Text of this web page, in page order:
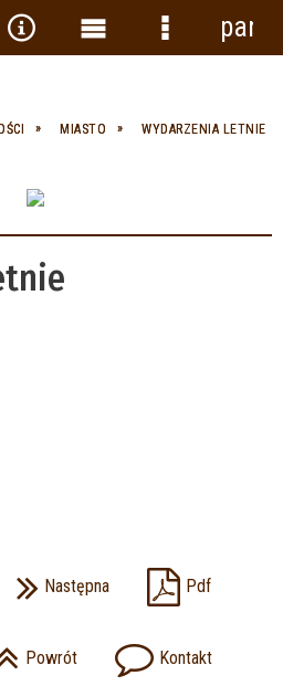
MIASTO WYDARZENIA LETNIE
Następna Pdf
Powrót Kontakt
Narzędzia
Menu Menu
panel